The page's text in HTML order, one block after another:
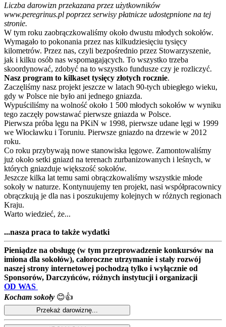
Liczba darowizn przekazana przez użytkowników
www.peregrinus.pl poprzez serwisy płatnicze udostępnione na tej
stronie.
W tym roku zaobrączkowaliśmy około dwustu młodych sokołów.
Wymagało to pokonania przez nas kilkudziesięciu tysięcy
kilometrów. Przez nas, czyli bezpośrednio przez Stowarzyszenie,
jak i kilku osób nas wspomagających. To wszystko trzeba
skoordynować, zdobyć na to wszystko fundusze czy je rozliczyć.
Nasz program to kilkaset tysięcy złotych rocznie.
Zaczęliśmy nasz projekt jeszcze w latach 90-tych ubiegłego wieku,
gdy w Polsce nie było ani jednego gniazda.
Wypuściliśmy na wolność około 1 500 młodych sokołów w wyniku
tego zaczęły powstawać pierwsze gniazda w Polsce.
Pierwsza próba lęgu na PKiN w 1998, pierwsze udane lęgi w 1999
we Włocławku i Toruniu. Pierwsze gniazdo na drzewie w 2012
roku.
Co roku przybywają nowe stanowiska lęgowe. Zamontowaliśmy
już około setki gniazd na terenach zurbanizowanych i leśnych, w
których gniazduje większość sokołów.
Jeszcze kilka lat temu sami obrączkowaliśmy wszystkie młode
sokoły w naturze. Kontynuujemy ten projekt, nasi współpracownicy
obrączkują je dla nas i poszukujemy kolejnych w różnych regionach
Kraju.
Warto wiedzieć, że...
...nasza praca to także wydatki
Pieniądze na obsługę (w tym przeprowadzenie konkursów na
imiona dla sokołów), całoroczne utrzymanie i stały rozwój
naszej strony internetowej pochodzą tylko i wyłącznie od
Sponsorów, Darczyńców, różnych instytucji i organizacji
OD WAS
Kocham sokoły 😊👍